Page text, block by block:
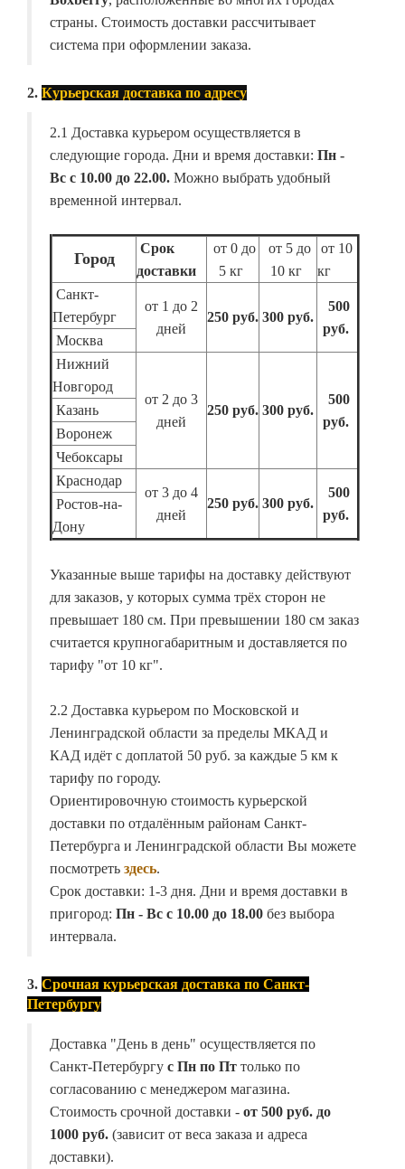
страны. Стоимость доставки рассчитывает
система при оформлении заказа.
2. Курьерская доставка по адресу
2.1 Доставка курьером осуществляется в
следующие города. Дни и время доставки: Пн -
Вс с 10.00 до 22.00. Можно выбрать удобный
временной интервал.
Город
Срок
доставки
от 0 до
5 кг
от 5 до
10 кг
от 10
кг
Санкт-
Петербург
от 1 до 2
дней
250 руб. 300 руб.
500
руб.
Москва
Нижний
Новгород
от 2 до 3
дней
250 руб. 300 руб.
500
руб.
Казань
Воронеж
Чебоксары
Краснодар
от 3 до 4
дней
250 руб. 300 руб.
500
руб.
Ростов-на-
Дону
Указанные выше тарифы на доставку действуют
для заказов, у которых сумма трёх сторон не
превышает 180 см. При превышении 180 см заказ
считается крупногабаритным и доставляется по
тарифу "от 10 кг".
2.2 Доставка курьером по Московской и
Ленинградской области за пределы МКАД и
КАД идёт с доплатой 50 руб. за каждые 5 км к
тарифу по городу.
Ориентировочную стоимость курьерской
доставки по отдалённым районам Санкт-
Петербурга и Ленинградской области Вы можете
посмотреть здесь.
Срок доставки: 1-3 дня. Дни и время доставки в
пригород: Пн - Вс с 10.00 до 18.00 без выбора
интервала.
3. Срочная курьерская доставка по Санкт-
Петербургу
Доставка "День в день" осуществляется по
Санкт-Петербургу с Пн по Пт только по
согласованию с менеджером магазина.
Стоимость срочной доставки - от 500 руб. до
1000 руб. (зависит от веса заказа и адреса
доставки).